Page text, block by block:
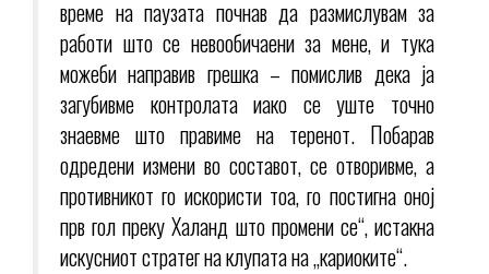
време на паузата почнав да размислувам за
работи што се невообичаени за мене, и тука
можеби направив грешка – помислив дека ја
загубивме контролата иако се уште точно
знаевме што правиме на теренот. Побарав
одредени измени во составот, се отворивме, а
противникот го искористи тоа, го постигна оној
прв гол преку Халанд што промени се“, истакна
искусниот стратег на клупата на „кариоките“.